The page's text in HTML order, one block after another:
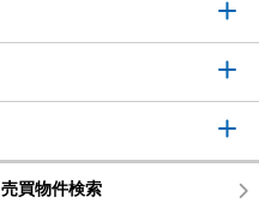
売買物件検索